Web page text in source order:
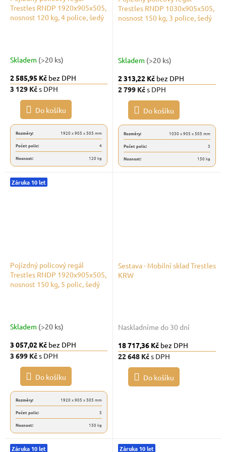
Trestles RNDP 1920x905x505,
nosnost 120 kg, 4 police, šedý
Skladem (>20 ks)
2 585,95 Kč bez DPH
3 129 Kčs DPH
Do košíku
Rozměry:
1920 x 905 x 505 mm
Počet polic:
4
Nosnost:
120 kg
Trestles RNDP 1030x905x505,
nosnost 150 kg, 3 police, šedý
Skladem (>20 ks)
2 313,22 Kč bez DPH
2 799 Kčs DPH
Do košíku
Rozměry:
1030 x 905 x 505 mm
Počet polic:
3
Nosnost:
150 kg
Záruka 10 let
Pojízdný policový regál
Trestles RNDP 1920x905x505,
nosnost 150 kg, 5 polic, šedý
Skladem (>20 ks)
3 057,02 Kč bez DPH
3 699 Kčs DPH
Do košíku
Rozměry:
1920 x 905 x 505 mm
Počet polic:
5
Nosnost:
150 kg
Sestava - Mobilní sklad Trestles
KRW
Naskladníme do 30 dní
18 717,36 Kč bez DPH
22 648 Kčs DPH
Do košíku
Záruka 10 let Záruka 10 let